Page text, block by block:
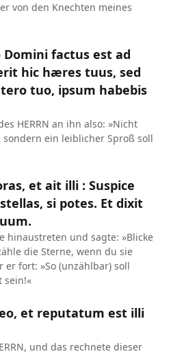
von den Knechten meines
factus est ad
hic hæres tuus, sed
tuo, ipsum habebis
HERRN an ihn also: »Nicht
ein leiblicher Sproß soll
et ait illi : Suspice
si potes. Et dixit
hinaustreten und sagte: »Blicke
die Sterne, wenn du sie
fort: »So (unzählbar) soll
sein!«
et reputatum est illi
und das rechnete dieser